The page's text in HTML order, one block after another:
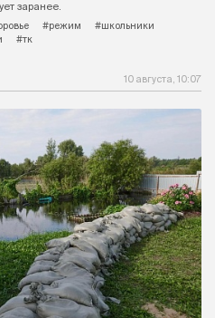
заранее.
#режим
#школьники
#тк
10 августа, 10:07